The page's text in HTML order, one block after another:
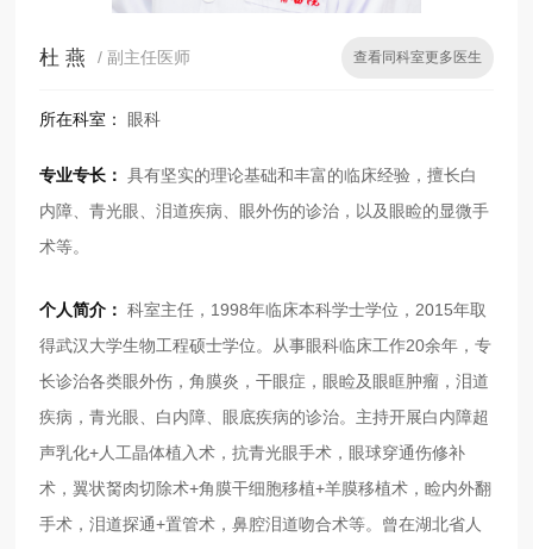
查看同科室更多医生
杜 燕 / 副主任医师
所在科室： 眼科
专业专长： 具有坚实的理论基础和丰富的临床经验，擅长白
内障、青光眼、泪道疾病、眼外伤的诊治，以及眼睑的显微手
术等。
个人简介： 科室主任，1998年临床本科学士学位，2015年取
得武汉大学生物工程硕士学位。从事眼科临床工作20余年，专
长诊治各类眼外伤，角膜炎，干眼症，眼睑及眼眶肿瘤，泪道
疾病，青光眼、白内障、眼底疾病的诊治。主持开展白内障超
声乳化+人工晶体植入术，抗青光眼手术，眼球穿通伤修补
术，翼状胬肉切除术+角膜干细胞移植+羊膜移植术，睑内外翻
手术，泪道探通+置管术，鼻腔泪道吻合术等。曾在湖北省人